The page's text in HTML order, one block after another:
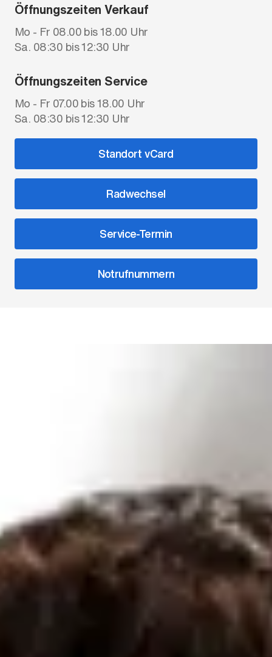
Öffnungszeiten Verkauf
Mo - Fr 08.00 bis 18.00 Uhr
Sa. 08:30 bis 12:30 Uhr
Öffnungszeiten Service
Mo - Fr 07.00 bis 18.00 Uhr
Sa. 08:30 bis 12:30 Uhr
Standort vCard
Radwechsel
Service-Termin
Notrufnummern
Jelena Stuhrmann
Vertrieb Großkunden
0151/42268532
j.stuhrmann@bhg-mobile.de
Kontakt speichern
Evi Lorenz
Vertrieb Großkunden
e.lorenz@bhg-mobile.de